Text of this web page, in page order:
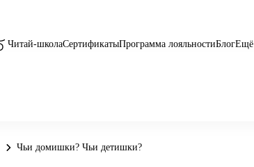
Читай-школаСертификатыПрограмма лояльностиБлогЕщё
Чьи домишки? Чьи детишки?